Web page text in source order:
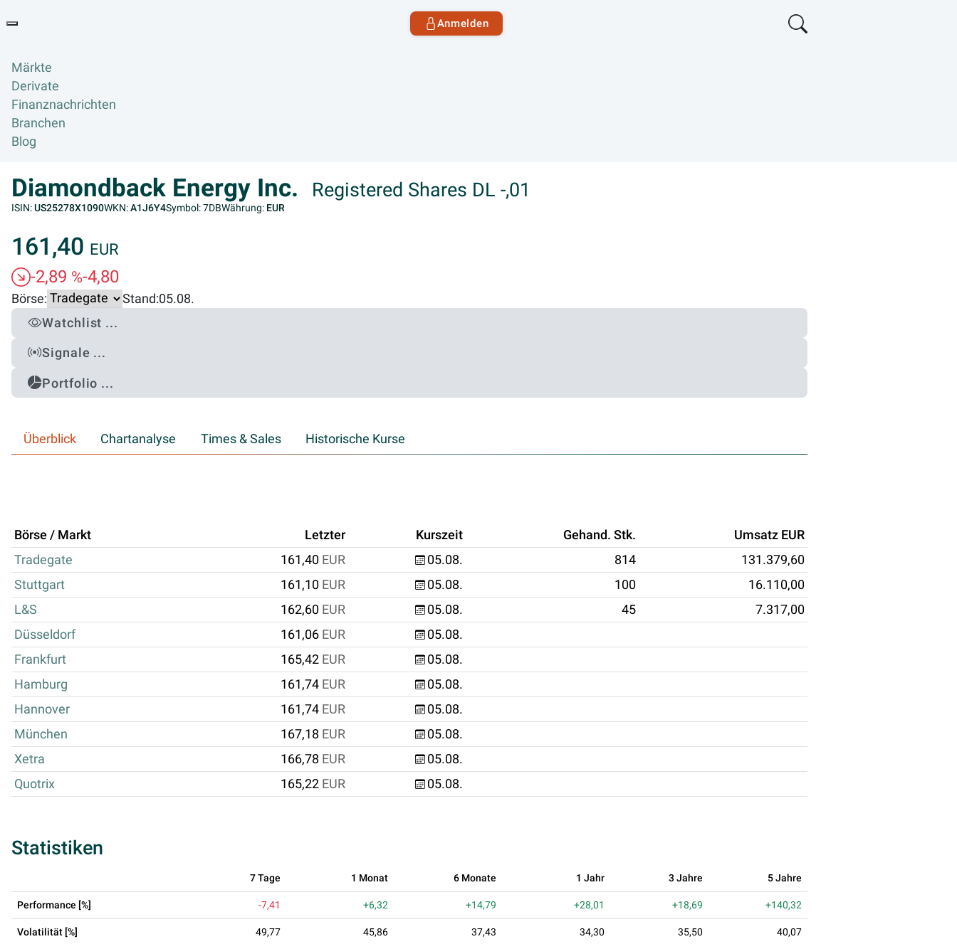
Anmelden
Märkte
Derivate
Finanznachrichten
Branchen
Blog
Diamondback Energy Inc. Registered Shares DL -,01
ISIN:US25278X1090WKN:A1J6Y4Symbol: 7DBWährung: EUR
161,40 EUR
-2,89 %-4,80
Börse: Stand:05.08.
Watchlist ...
Signale ...
Portfolio ...
Überblick Chartanalyse Times & Sales Historische Kurse
Börse / Markt Letzter Kurszeit Gehand. Stk.
Umsatz EUR
Tradegate
161,40 EUR 05.08. 814
131.379,60
Stuttgart
161,10 EUR 05.08. 100
16.110,00
L&S
162,60 EUR 05.08. 45
7.317,00
Düsseldorf
161,06 EUR
05.08.
Frankfurt
165,42 EUR
05.08.
Hamburg
161,74 EUR
05.08.
Hannover
161,74 EUR
05.08.
München
167,18 EUR
05.08.
Xetra
166,78 EUR
05.08.
Quotrix
165,22 EUR 05.08.
Statistiken
7 Tage 1 Monat 6 Monate 1 Jahr 3 Jahre 5 Jahre
Performance [%] -7,41 +6,32 +14,79 +28,01 +18,69 +140,32
Volatilität [%] 49,77 45,86 37,43 34,30 35,50 40,07